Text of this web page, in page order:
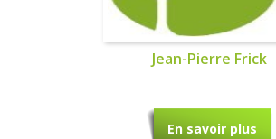
Jean-Pierre Frick
En savoir plus